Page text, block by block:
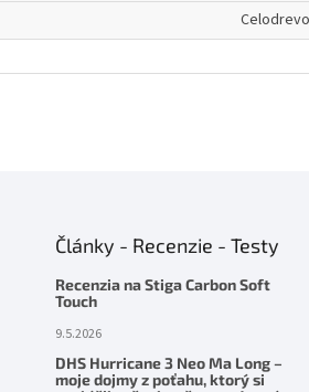
Celodrevo
Články - Recenzie - Testy
Recenzia na Stiga Carbon Soft
Touch
9.5.2026
DHS Hurricane 3 Neo Ma Long –
moje dojmy z poťahu, ktorý si